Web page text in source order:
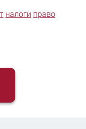
налоги право